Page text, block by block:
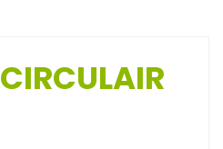
CIRCULAIR